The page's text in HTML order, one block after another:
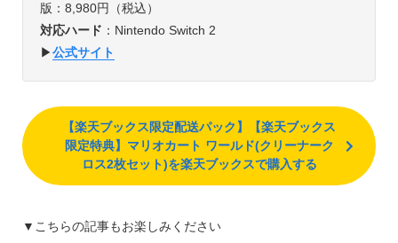
版：8,980円（税込）
対応ハード ：Nintendo Switch 2
▶︎公式サイト
【楽天ブックス限定配送パック】【楽天ブックス
限定特典】マリオカート ワールド(クリーナーク
ロス2枚セット)を楽天ブックスで購入する
▼こちらの記事もお楽しみください